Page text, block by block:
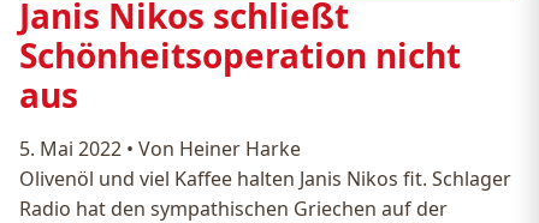
Janis Nikos schließt
Schönheitsoperation nicht
aus
5. Mai 2022 • Von Heiner Harke
Olivenöl und viel Kaffee halten Janis Nikos fit. Schlager
Radio hat den sympathischen Griechen auf der